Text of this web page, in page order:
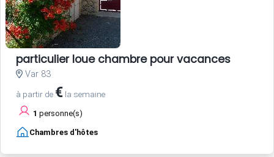
particulier loue chambre pour vacances
Var 83
à partir de € la semaine
1 personne(s)
Chambres d'hôtes